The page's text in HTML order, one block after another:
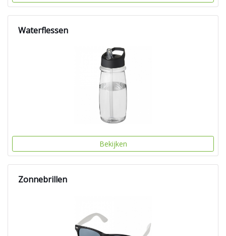
Waterflessen
Bekijken
Zonnebrillen